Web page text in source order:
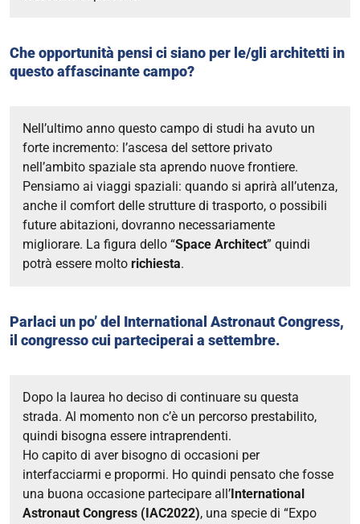
Che opportunità pensi ci siano per le/gli architetti in
questo affascinante campo?
Nell’ultimo anno questo campo di studi ha avuto un
forte incremento: l’ascesa del settore privato
nell’ambito spaziale sta aprendo nuove frontiere.
Pensiamo ai viaggi spaziali: quando si aprirà all’utenza,
anche il comfort delle strutture di trasporto, o possibili
future abitazioni, dovranno necessariamente
migliorare. La figura dello “Space Architect” quindi
potrà essere molto richiesta.
Parlaci un po’ del International Astronaut Congress,
il congresso cui parteciperai a settembre.
Dopo la laurea ho deciso di continuare su questa
strada. Al momento non c’è un percorso prestabilito,
quindi bisogna essere intraprendenti.
Ho capito di aver bisogno di occasioni per
interfacciarmi e propormi. Ho quindi pensato che fosse
una buona occasione partecipare all’ International
Astronaut Congress (IAC2022), una specie di “Expo